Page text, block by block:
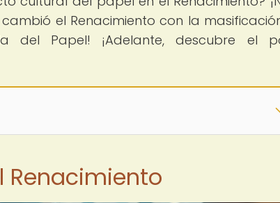
el Renacimiento con la
del Papel! ¡Adelante, descubre el
Renacimiento